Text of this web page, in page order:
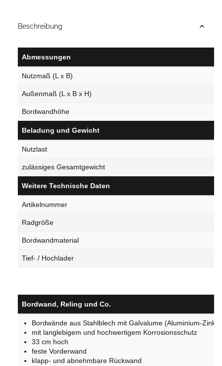
Beschreibung
Abmessungen
Nutzmaß (L x B)
Außenmaß (L x B x H)
Bordwandhöhe
Beladung und Gewicht
Nutzlast
zulässiges Gesamtgewicht
Weitere Technische Daten
Artikelnummer
Radgröße
Bordwandmaterial
Tief- / Hochlader
Bordwand, Reling und Co.
Bordwände aus Stahlblech mit Galvalume (Aluminium-Zink-
mit langlebigem und hochwertigem Korrosionsschutz
33 cm hoch
feste Vorderwand
klapp- und abnehmbare Rückwand